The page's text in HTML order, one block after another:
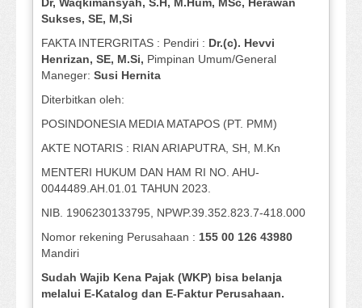
Dr, Waqkimansyah, S.H, M.Hum, MSc, Herawan
Sukses, SE, M,Si
FAKTA INTERGRITAS : Pendiri : Dr.(c). Hevvi
Henrizan, SE, M.Si, Pimpinan Umum/General
Maneger: Susi Hernita
Diterbitkan oleh:
POSINDONESIA MEDIA MATAPOS (PT. PMM)
AKTE NOTARIS : RIAN ARIAPUTRA, SH, M.Kn
MENTERI HUKUM DAN HAM RI NO. AHU-
0044489.AH.01.01 TAHUN 2023.
NIB. 1906230133795, NPWP.39.352.823.7-418.000
Nomor rekening Perusahaan : 155 00 126 43980
Mandiri
Sudah Wajib Kena Pajak (WKP) bisa belanja
melalui E-Katalog dan E-Faktur Perusahaan.